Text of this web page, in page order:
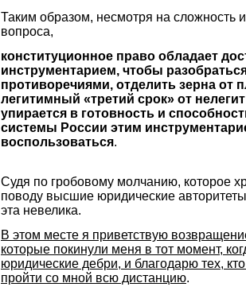
Таким образом, несмотря на сложность и
вопроса,
конституционное право обладает
инструментарием, чтобы
противоречиями, отделить зерна от
легитимный «третий срок» от
упирается в готовность и
системы России этим
воспользоваться.
Судя по гробовому молчанию, которое
поводу высшие юридические
эта невелика.
В этом месте я приветствую
которые покинули меня в тот момент,
юридические дебри, и благодарю тех,
пройти со мной всю дистанцию.